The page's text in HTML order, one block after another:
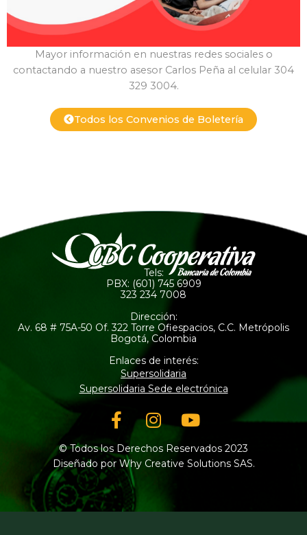
Mayor información en nuestras redes sociales o
contactando a nuestro asesor Carlos Peña al celular 304
329 3004.
Todos los Convenios de Boletería
Tels:
PBX: (601) 745 6909
323 234 7008
Dirección:
Av. 68 # 75A-50 Of. 322 Torre Ofiespacios, C.C. Metrópolis
Bogotá, Colombia
Enlaces de interés:
Supersolidaria
Supersolidaria Sede electrónica
Facebook-
f
Instagram
Youtube
© Todos los Derechos Reservados 2023
Diseñado por Why Creative Solutions SAS.